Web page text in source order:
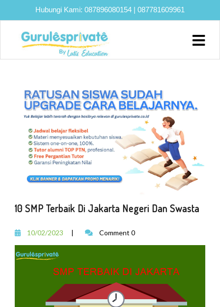
Hubungi Kami: 087896080154 | 087781609961
Home
Program
Bimbel
SNBT
Lainnya
Blog
10 SMP Terbaik Di Jakarta Negeri Dan Swasta
10/02/2023 | Comment 0